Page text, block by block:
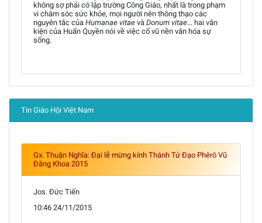
không sợ phải có lập trường Công Giáo, nhất là trong phạm
vi chăm sóc sức khỏe, mọi người nên thông thạo các
nguyên tắc của Humanae vitae và Donum vitae… hai văn
kiện của Huấn Quyền nói về việc cổ vũ nền văn hóa sự
sống.
Tin Giáo Hội Việt Nam
Gx. Thuận Nghĩa: Đại lễ mừng kính Thánh Tử Đạo Phêrô Vũ
Đăng Khoa 2015
Jos. Đức Tiến
10:46 24/11/2015